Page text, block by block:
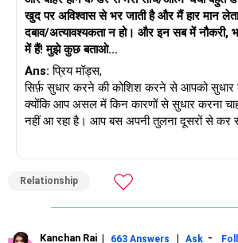
खुद पर अविश्वास से भर जाती है और मैं हार मान
दबाव/अत्यावश्यकता न हो। और इन सब में नौकरी,
में हैं! मुझे कुछ बताओ...
Ans: प्रिय मॉड्स,
सिर्फ़ सुधार करने की कोशिश करने से आपको सुधार
क्योंकि आप असल में किन कारणों से सुधार करना
नहीं आ रहा है। आप बस अपनी तुलना दूसरों से
- पहचानें कि आप किसमें अच्छे हैं
- इस आत्म-दया पार्टी को बंद करें जो आपको अपने
रखती है
- किसी दोस्त को "दोस्त" बनने के लिए कहें जो
Relationship
Kanchan Rai | 663 Answers | Ask -